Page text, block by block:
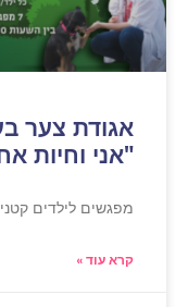
אגודת צער
"אני וחיות
מפגשים לילדים
קרא עוד »